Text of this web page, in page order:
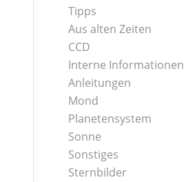
Tipps
Aus alten Zeiten
CCD
Interne Informationen
Anleitungen
Mond
Planetensystem
Sonne
Sonstiges
Sternbilder